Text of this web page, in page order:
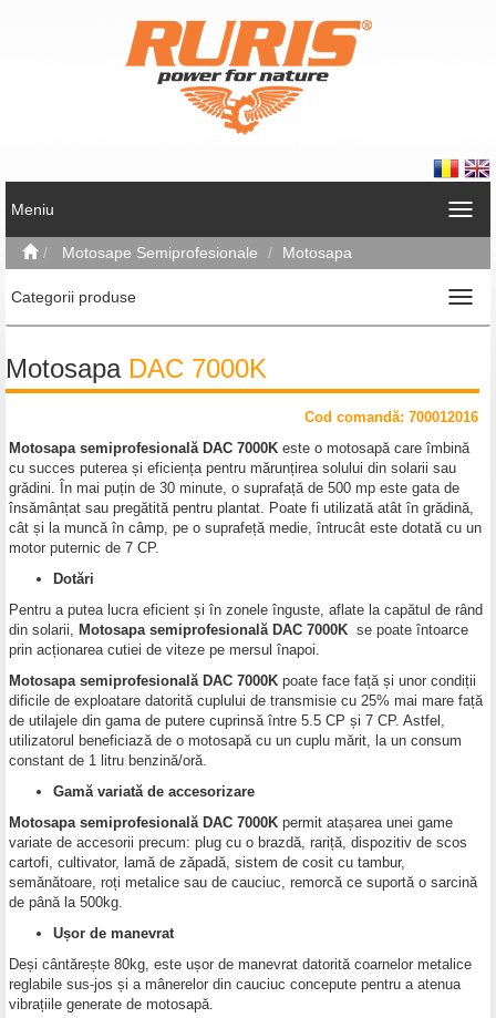
Meniu
Motosape Semiprofesionale Motosapa
Categorii produse
MotosapaDAC 7000K
Cod comandă: 700012016
Motosapa semiprofesională DAC 7000K este o motosapă care îmbină
cu succes puterea și eficiența pentru mărunțirea solului din solarii sau
grădini. În mai puțin de 30 minute, o suprafață de 500 mp este gata de
însămânțat sau pregătită pentru plantat. Poate fi utilizată atât în grădină,
cât și la muncă în câmp, pe o suprafeță medie, întrucât este dotată cu un
motor puternic de 7 CP.
Dotări
Pentru a putea lucra eficient și în zonele înguste, aflate la capătul de rând
din solarii, Motosapa semiprofesională DAC 7000K se poate întoarce
prin acționarea cutiei de viteze pe mersul înapoi.
Motosapa semiprofesională DAC 7000K poate face față și unor condiții
dificile de exploatare datorită cuplului de transmisie cu 25% mai mare față
de utilajele din gama de putere cuprinsă între 5.5 CP și 7 CP. Astfel,
utilizatorul beneficiază de o motosapă cu un cuplu mărit, la un consum
constant de 1 litru benzină/oră.
Gamă variată de accesorizare
Motosapa semiprofesională DAC 7000K permit atașarea unei game
variate de accesorii precum: plug cu o brazdă, rariță, dispozitiv de scos
cartofi, cultivator, lamă de zăpadă, sistem de cosit cu tambur,
semănătoare, roți metalice sau de cauciuc, remorcă ce suportă o sarcină
de până la 500kg.
Ușor de manevrat
Deși cântărește 80kg, este ușor de manevrat datorită coarnelor metalice
reglabile sus-jos și a mânerelor din cauciuc concepute pentru a atenua
vibrațiile generate de motosapă.